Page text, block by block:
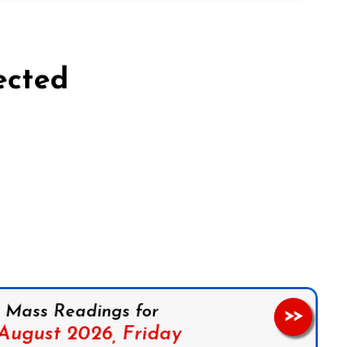
Mass Readings for
2026, Friday
>>